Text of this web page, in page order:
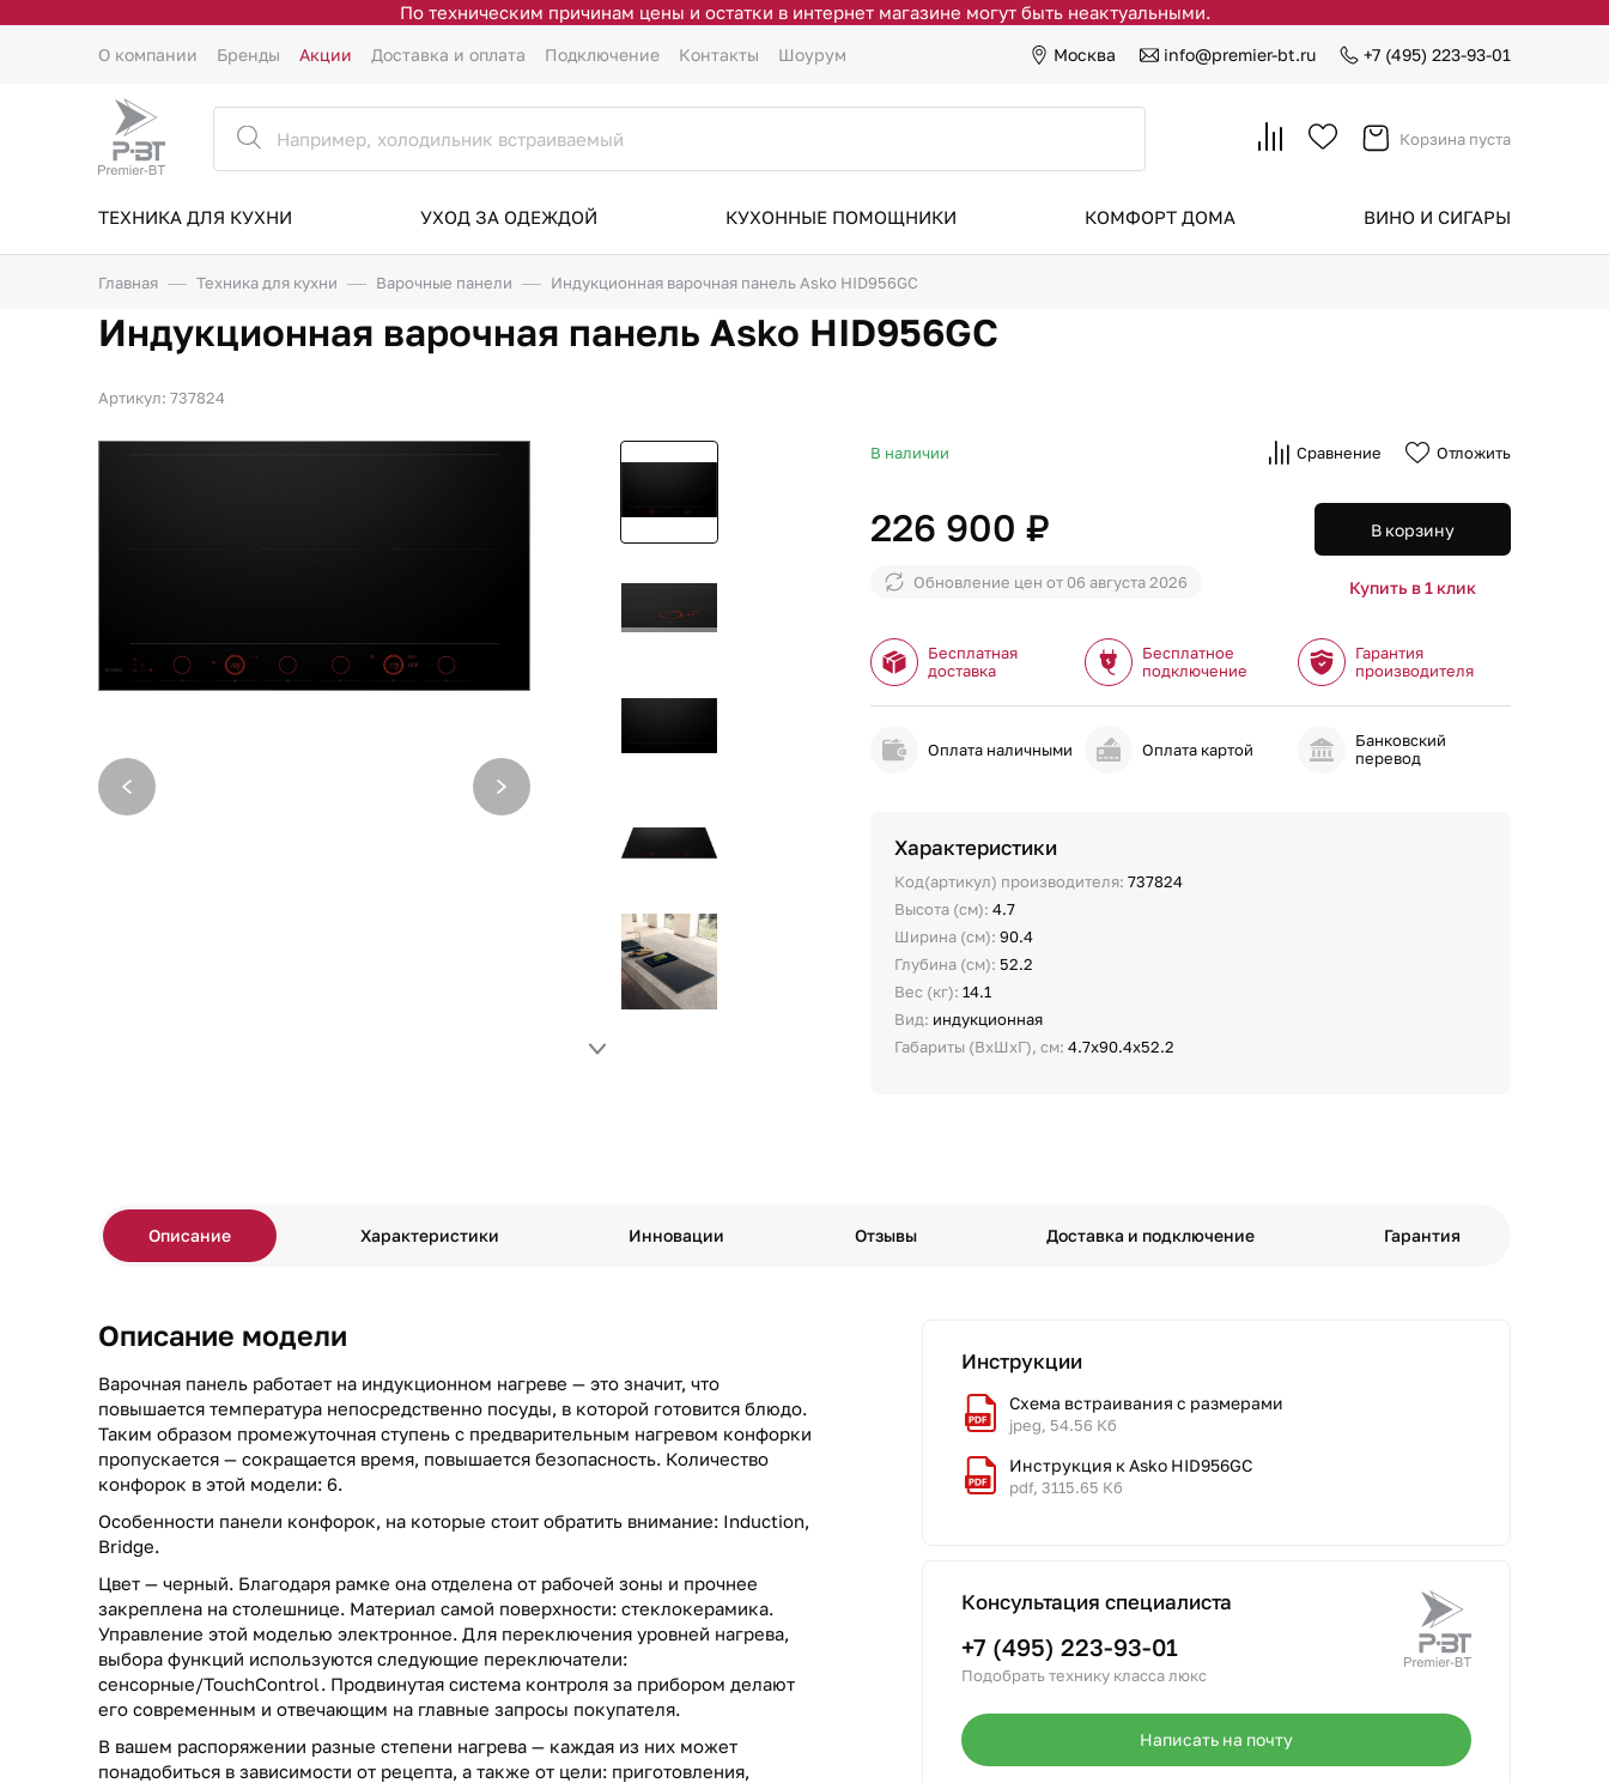
По техническим причинам цены и остатки в интернет магазине могут быть неактуальными.
О компании Бренды Акции Доставка и оплата Подключение Контакты Шоурум Москва info@premier-bt.ru +7 (495) 223-93-01
Корзина пуста
ТЕХНИКА ДЛЯ КУХНИ УХОД ЗА ОДЕЖДОЙ КУХОННЫЕ ПОМОЩНИКИ КОМФОРТ ДОМА ВИНО И СИГАРЫ
Главная Техника для кухни Варочные панели Индукционная варочная панель Asko HID956GC
Индукционная варочная панель Asko HID956GC
Артикул: 737824
В наличии Сравнение Отложить
226 900 ₽
Обновление цен от 06 августа 2026
В корзину
Купить в 1 клик
Бесплатная
доставка
Бесплатное
подключение
Гарантия
производителя
Оплата наличными Оплата картой
Банковский
перевод
Характеристики
Код(артикул) производителя:737824
Высота (см):4.7
Ширина (см):90.4
Глубина (см): 52.2
Вес (кг):14.1
Вид: индукционная
Габариты (ВхШхГ), см:4.7х90.4х52.2
Описание Характеристики Инновации Отзывы Доставка и подключение Гарантия
Описание модели
Варочная панель работает на индукционном нагреве — это значит, что
повышается температура непосредственно посуды, в которой готовится блюдо.
Таким образом промежуточная ступень с предварительным нагревом конфорки
пропускается — сокращается время, повышается безопасность. Количество
конфорок в этой модели: 6.
Особенности панели конфорок, на которые стоит обратить внимание: Induction,
Bridge.
Цвет — черный. Благодаря рамке она отделена от рабочей зоны и прочнее
закреплена на столешнице. Материал самой поверхности: стеклокерамика.
Управление этой моделью электронное. Для переключения уровней нагрева,
выбора функций используются следующие переключатели:
сенсорные/TouchControl. Продвинутая система контроля за прибором делают
его современным и отвечающим на главные запросы покупателя.
В вашем распоряжении разные степени нагрева — каждая из них может
понадобиться в зависимости от рецепта, а также от цели: приготовления,
Инструкции
Схема встраивания с размерами
jpeg, 54.56 Кб
Инструкция к Asko HID956GC
pdf, 3115.65 Кб
Консультация специалиста
+7 (495) 223-93-01
Подобрать технику класса люкс
Написать на почту